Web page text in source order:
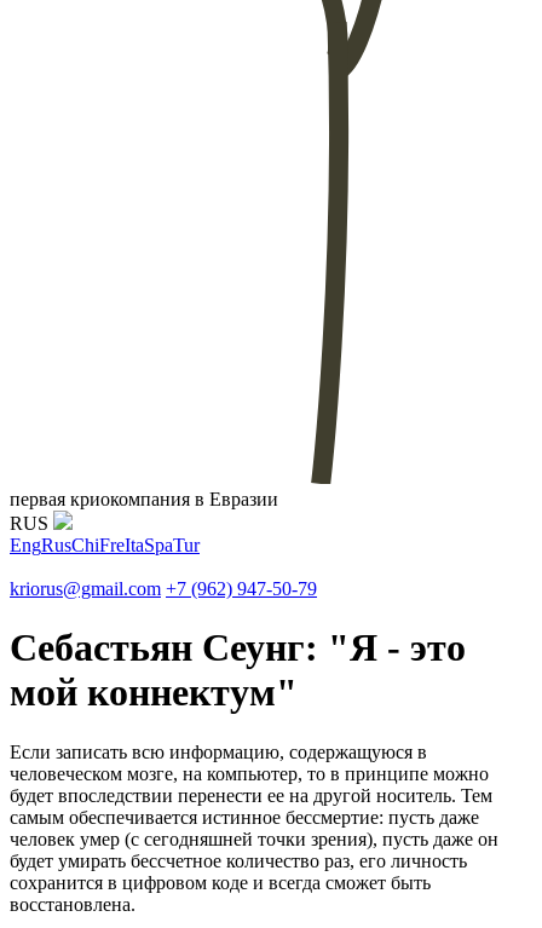
первая криокомпания в Евразии
RUS
EngRusChiFreItaSpaTur
kriorus@gmail.com +7 (962) 947-50-79
Себастьян Сеунг: "Я - это
мой коннектум"
Если записать всю информацию, содержащуюся в
человеческом мозге, на компьютер, то в принципе можно
будет впоследствии перенести ее на другой носитель. Тем
самым обеспечивается истинное бессмертие: пусть даже
человек умер (с сегодняшней точки зрения), пусть даже он
будет умирать бессчетное количество раз, его личность
сохранится в цифровом коде и всегда сможет быть
восстановлена.